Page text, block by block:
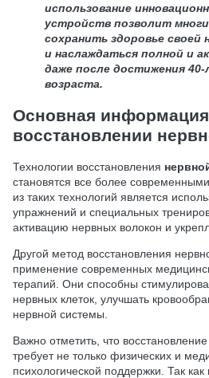
использование
устройств позволит
сохранить здоровье своей
и наслаждаться полной и
даже после достижения 40-
возраста.
Основная
восстановлении
Технологии восстановления
становятся все более
из таких технологий является
упражнений и специальных
активацию нервных волокон и
Другой метод восстановления
применение современных
терапий. Они способны
нервных клеток, улучшать
нервной системы.
Важно отметить, что
требует не только физических и
психологической поддержки. Так